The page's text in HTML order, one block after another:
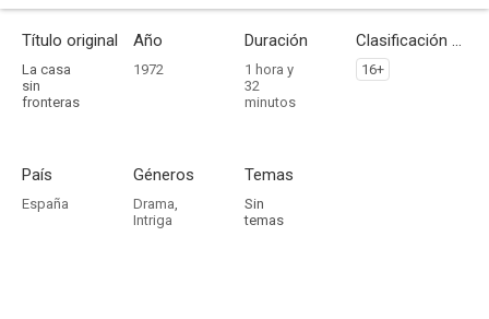
Título original
La casa
sin
fronteras
Año
1972
Duración
1 hora y
32
minutos
Clasificación por edades
16+
País
España
Géneros
Drama,
Intriga
Temas
Sin
temas